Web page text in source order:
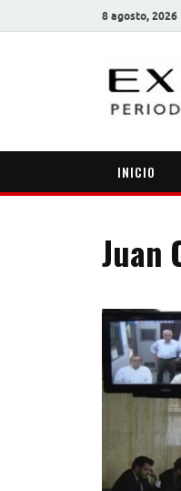
8 agosto, 2026
INICIO
Juan